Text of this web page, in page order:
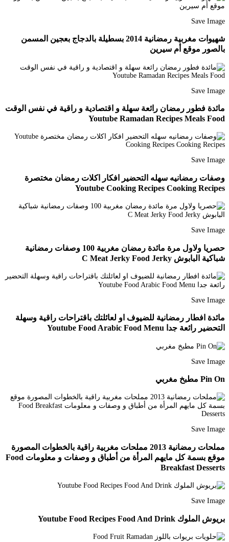
Save Image
شهيوات مغربية رمضانية 2014 بسطيلة بالدجاج بعجين المسمن
بالصور موقع أم سيرين
Save Image
مائدة فطور رمضان رائعة سهلة و اقتصادية و راقية في نفس الوقت
Youtube Ramadan Recipes Meals Food
Save Image
وصفات رمضانيه سهله التحضير افكار اكلات رمضان مختصرة
Youtube Cooking Recipes Cooking Recipes
Save Image
حصريا ولاول مرة مائدة رمضان مغربية 100 وصفات رمضانية
شباكية البابوش C Meat Jerky Food Jerky
Save Image
مائدة افطار رمضانية للضيوف او لعائلتك باقتراحات راقية وسهلة
التحضير رائعة جدا Youtube Food Arabic Food Menu
Save Image
Pin On مطبخ مغربي
Save Image
مملحات رمضانية 2013 مملحات مغربية راقية بالخطوات المصورة
موقع بسمة كل مايهم المرأة من أطباق و وصفات و معلومات Food
Breakfast Desserts
Save Image
بريوش الملوك Youtube Food Recipes Food And Drink